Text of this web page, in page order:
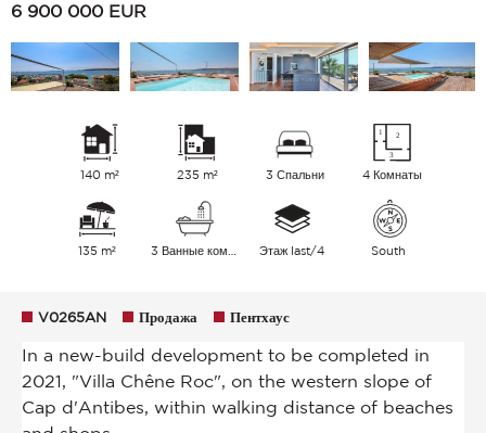
6 900 000 EUR
140 m² 235 m² 3 Спальни 4 Комнаты
135 m² Этаж last/4 South
V0265AN Продажа Пентхаус